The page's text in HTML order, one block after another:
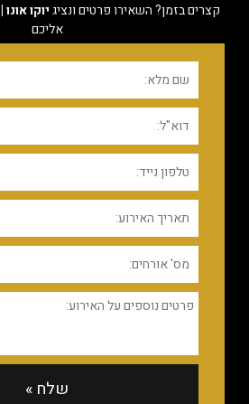
קצרים בזמן? השאירו פרטים ונציגיוקו אונו | yoko-ono רעננה
אליכם